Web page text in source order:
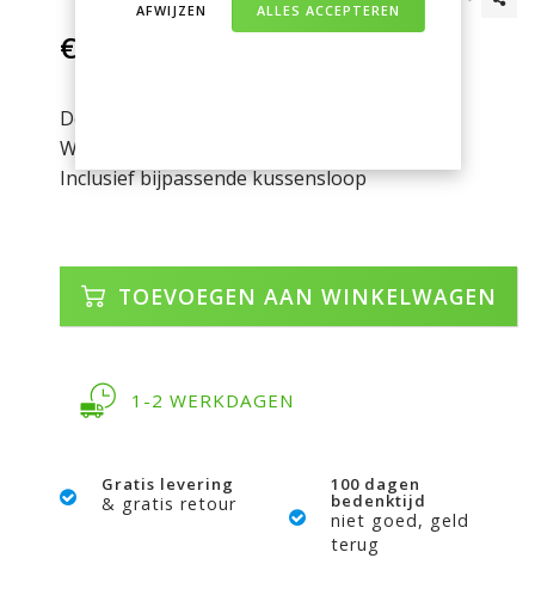
€35,95
Dessin: Harry Potter
Wasbaar op 40°
Inclusief bijpassende kussensloop
TOEVOEGEN AAN WINKELWAGEN
1-2 WERKDAGEN
Gratis levering
& gratis retour
100 dagen
bedenktijd
niet goed, geld
terug
ALLES ACCEPTEREN
AFWIJZEN